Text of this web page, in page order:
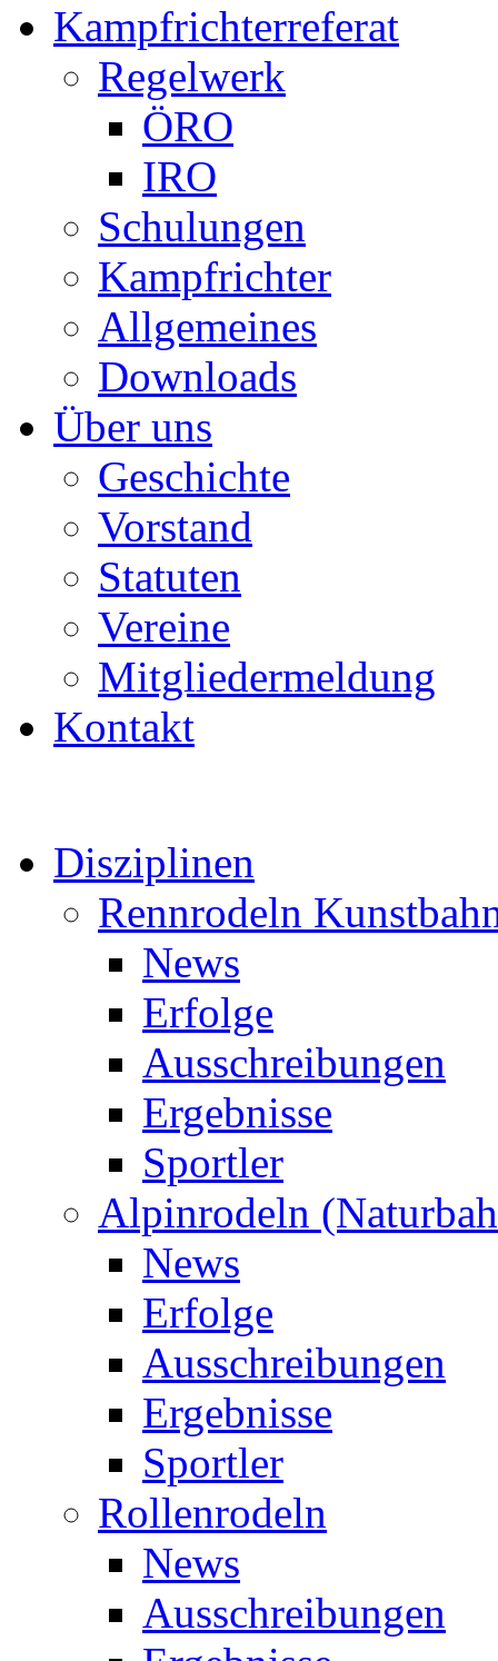
Kampfrichterreferat
Regelwerk
ÖRO
IRO
Schulungen
Kampfrichter
Allgemeines
Downloads
Über uns
Geschichte
Vorstand
Statuten
Vereine
Mitgliedermeldung
Kontakt
Disziplinen
Rennrodeln
News
Erfolge
Ausschreibungen
Ergebnisse
Sportler
Alpinrodeln
News
Erfolge
Ausschreibungen
Ergebnisse
Sportler
Rollenrodeln
News
Ausschreibungen